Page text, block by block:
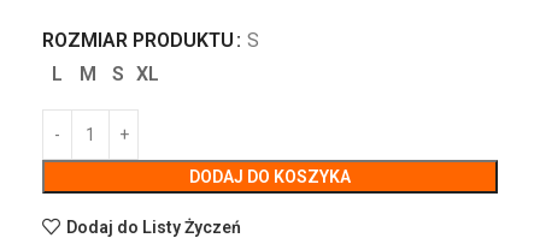
ROZMIAR PRODUKTU
S
L
M S XL
DODAJ DO KOSZYKA
Dodaj do Listy Życzeń